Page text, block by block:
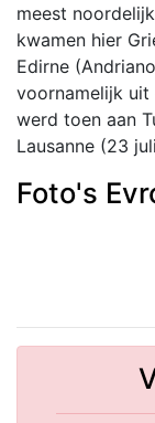
meest
kwamen hier
Edirne
voornamelijk uit
werd toen aan
Lausanne (23
Foto's